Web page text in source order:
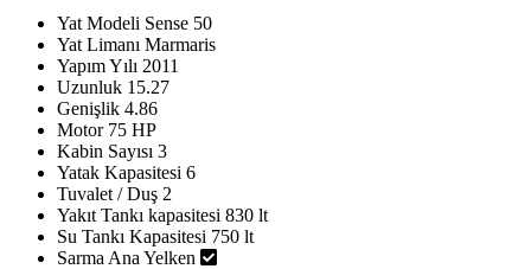
Yat Modeli Sense 50
Yat Limanı Marmaris
Yapım Yılı 2011
Uzunluk 15.27
Genişlik 4.86
Motor 75 HP
Kabin Sayısı 3
Yatak Kapasitesi 6
Tuvalet / Duş 2
Yakıt Tankı kapasitesi 830 lt
Su Tankı Kapasitesi 750 lt
Sarma Ana Yelken